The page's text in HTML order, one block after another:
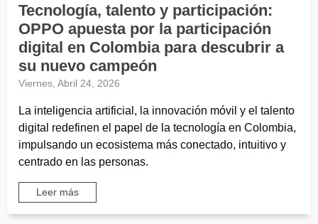
Tecnología, talento y participación:
OPPO apuesta por la participación
digital en Colombia para descubrir a
su nuevo campeón
Viernes, Abril 24, 2026
La inteligencia artificial, la innovación móvil y el talento
digital redefinen el papel de la tecnología en Colombia,
impulsando un ecosistema más conectado, intuitivo y
centrado en las personas.
Leer más